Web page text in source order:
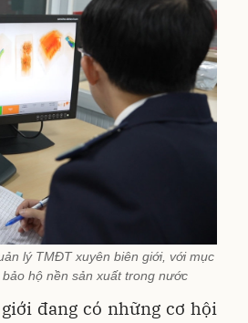
lý TMĐT xuyên biên giới, với mục
hộ nền sản xuất trong nước
đang có những cơ hội